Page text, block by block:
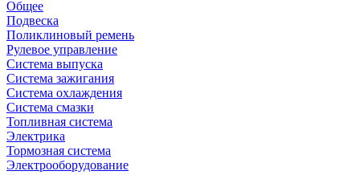
Общее
Подвеска
Поликлиновый ремень
Рулевое управление
Система выпуска
Система зажигания
Система охлаждения
Система смазки
Топливная система
Электрика
Тормозная система
Электрооборудование